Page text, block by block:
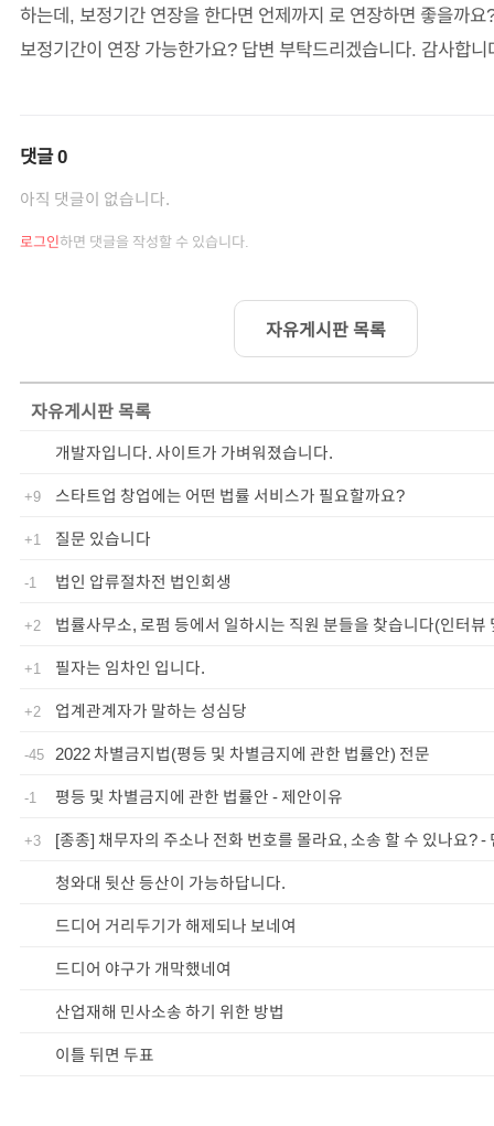
하는데, 보정기간 연장을 한다면 언제까지 로 연장하면 좋을까요
보정기간이 연장 가능한가요? 답변 부탁드리겠습니다. 감사합니
댓글0
아직 댓글이 없습니다.
로그인하면 댓글을 작성할 수 있습니다.
자유게시판 목록
자유게시판목록
개발자입니다. 사이트가 가벼워졌습니다.
+9 스타트업 창업에는 어떤 법률 서비스가 필요할까요?
+1 질문 있습니다
-1 법인 압류절차전 법인회생
+2 법률사무소, 로펌 등에서 일하시는 직원 분들을 찾습니다(인터뷰
+1 필자는 임차인 입니다.
+2 업계관계자가 말하는 성심당
-45 2022 차별금지법(평등 및 차별금지에 관한 법률안) 전문
-1 평등 및 차별금지에 관한 법률안 - 제안이유
+3
[종종] 채무자의 주소나 전화 번호를 몰라요, 소송 할 수 있나요? -
청와대 뒷산 등산이 가능하답니다.
드디어 거리두기가 해제되나 보네여
드디어 야구가 개막했네여
산업재해 민사소송 하기 위한 방법
이틀 뒤면 두표